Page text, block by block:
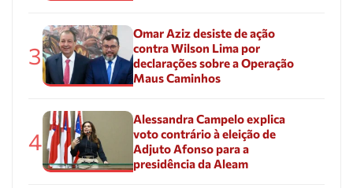
3
Omar Aziz desiste de ação
contra Wilson Lima por
declarações sobre a Operação
Maus Caminhos
4
Alessandra Campelo explica
voto contrário à eleição de
Adjuto Afonso para a
presidência da Aleam